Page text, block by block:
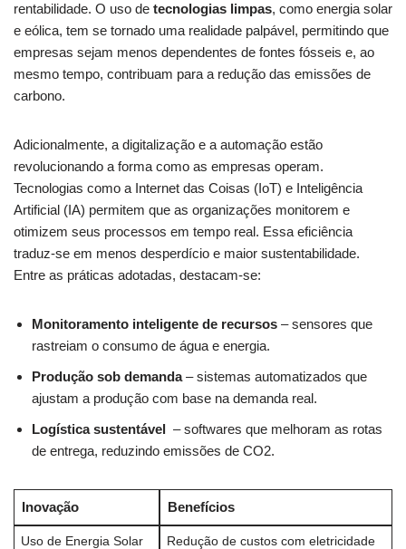
rentabilidade. O uso de tecnologias limpas, como energia solar
‍e eólica, tem se tornado​ uma realidade palpável, permitindo que
empresas sejam menos dependentes ⁣de fontes fósseis e, ao
mesmo tempo, contribuam para ⁢a redução das ⁢emissões de ​
carbono.
Adicionalmente,‍ a digitalização ⁤e a automação estão
revolucionando a forma como as ⁢empresas operam.
Tecnologias como a Internet das Coisas⁤ (IoT) ​e⁢ Inteligência
Artificial⁤ (IA) permitem que‌ as organizações monitorem e‌
otimizem seus processos em​ tempo ‌real. Essa eficiência
traduz-se em menos desperdício e‍ maior sustentabilidade.⁣
Entre as práticas adotadas, destacam-se:
Monitoramento inteligente de recursos – sensores que
rastreiam o consumo de água e energia.
Produção sob demanda– sistemas automatizados que
ajustam a produção com base na⁢ demanda real.
Logística sustentável ​ – softwares que ⁤melhoram as rotas
de entrega, reduzindo emissões de CO2.
Inovação Benefícios
Uso de Energia Solar Redução de custos ⁢com eletricidade